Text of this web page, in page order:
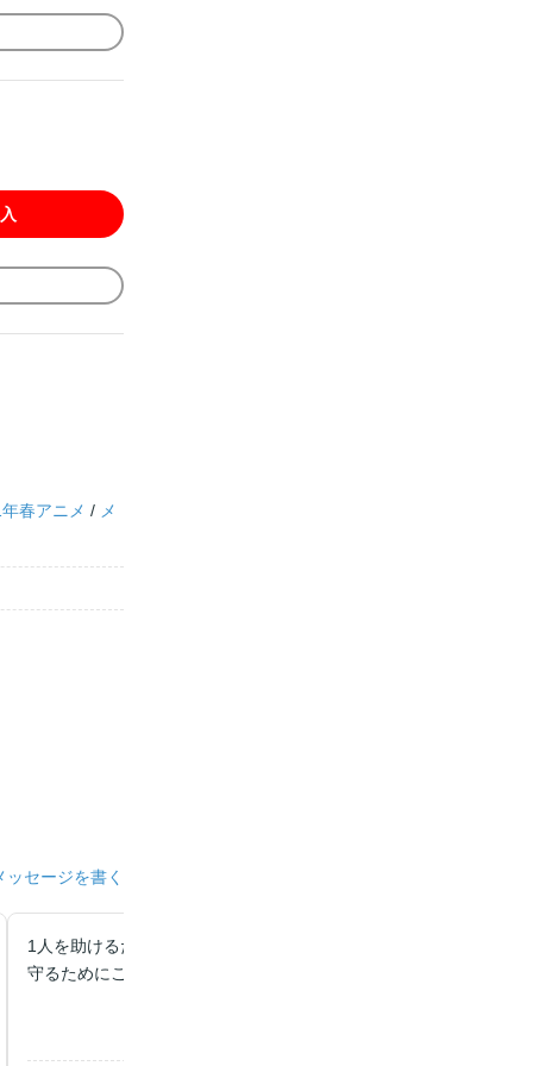
春アニメ / メ
ッセージを書く
1人を助けるために何人を助けることが出来たのか分かりません で
守るためにここまで暑くなる主人公は素敵だと思う